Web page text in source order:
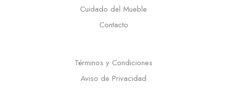
Cuidado del Mueble
Contacto
Términos y Condiciones
Aviso de Privacidad